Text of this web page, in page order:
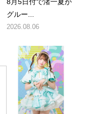
グルー...
2026.08.06